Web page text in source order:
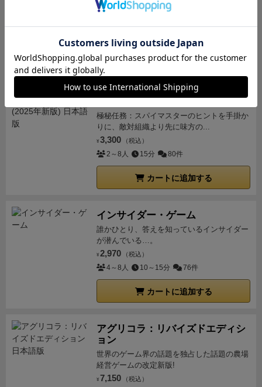
可愛い木のおばけコマ。脳をひねって全力ス
ピード勝負。
¥ 2,500（税込）
2～8人 20分 95件
カートに追加する
コードネーム
極秘任務：スパイマスターのヒントを手掛か
りに、敵対組織より先に味方の...
¥ 3,300 （税込）
2～8人 15分 80件
カートに追加する
インサイダー・ゲーム
誰かひとり、答えを知っているインサイダー
が潜んでいる…。
¥ 2,970 （税込）
4～8人 10～15分 76件
カートに追加する
アグリコラ：リバイズドエディシ
ョン
世界のゲーム界の話題を独占した話題の農場
経営ゲームの改定新版!
¥ 7,150 （税込）